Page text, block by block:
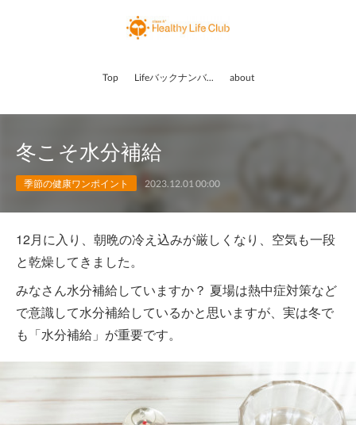
Top Lifeバックナンバー about
冬こそ水分補給
季節の健康ワンポイント 2023.12.01 00:00
12月に入り、朝晩の冷え込みが厳しくなり、空気も一段
と乾燥してきました。
みなさん水分補給していますか？ 夏場は熱中症対策など
で意識して水分補給しているかと思いますが、実は冬で
も「水分補給」が重要です。